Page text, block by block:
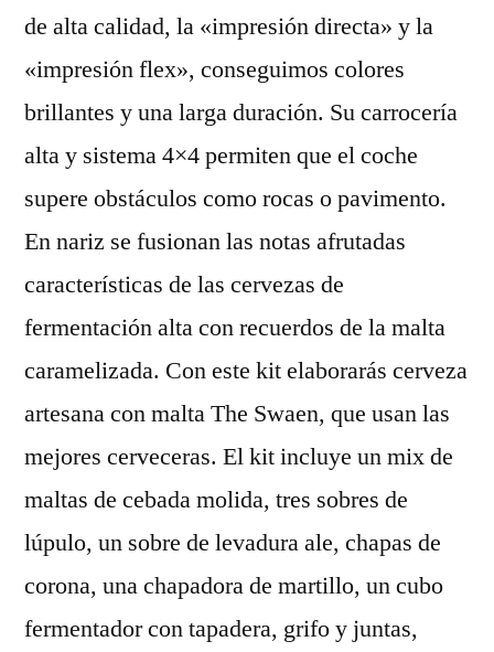
de alta calidad, la «impresión directa» y la
«impresión flex», conseguimos colores
brillantes y una larga duración. Su carrocería
alta y sistema 4×4 permiten que el coche
supere obstáculos como rocas o pavimento.
En nariz se fusionan las notas afrutadas
características de las cervezas de
fermentación alta con recuerdos de la malta
caramelizada. Con este kit elaborarás cerveza
artesana con malta The Swaen, que usan las
mejores cerveceras. El kit incluye un mix de
maltas de cebada molida, tres sobres de
lúpulo, un sobre de levadura ale, chapas de
corona, una chapadora de martillo, un cubo
fermentador con tapadera, grifo y juntas,